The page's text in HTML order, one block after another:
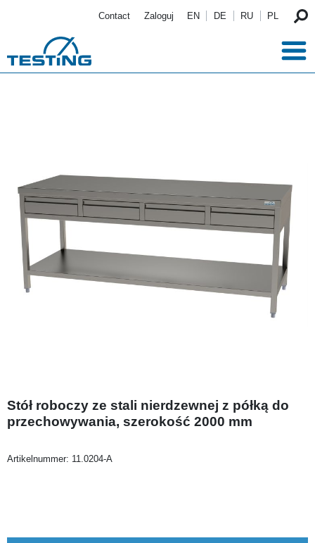
Contact Zaloguj EN DE RU PL
Stół roboczy ze stali nierdzewnej z półką do
przechowywania, szerokość 2000 mm
Artikelnummer: 11.0204-A